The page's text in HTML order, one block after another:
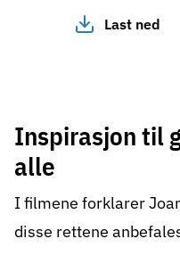
Last ned
Inspirasjon til
alle
I filmene forklarer
disse rettene